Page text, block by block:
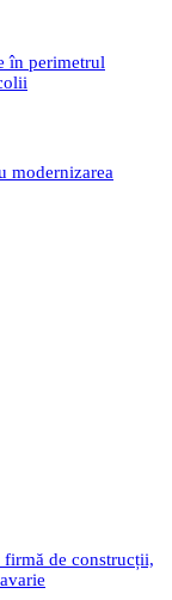
în perimetrul
modernizarea
firmă de construcții,